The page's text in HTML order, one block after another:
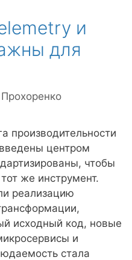
и
для
производительности
центром
чтобы
же инструмент.
реализацию
исходный код, новые
и
стала